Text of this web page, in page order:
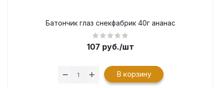
Батончик глаз снекфабрик 40г ананас
107 руб./шт
В корзину